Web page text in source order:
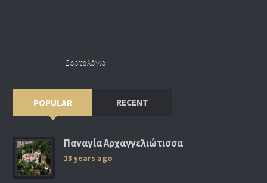
Εορτολόγιο
POPULAR RECENT
Παναγία Αρχαγγελιώτισσα
13 years ago